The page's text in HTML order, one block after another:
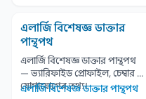
এলার্জি বিশেষজ্ঞ ডাক্তার
পান্থপথ
এলার্জি বিশেষজ্ঞ ডাক্তার পান্থপথ
— ভ্যারিফাইড প্রোফাইল, চেম্বার ও
যোগাযোগের তথ্য।
এলার্জি বিশেষজ্ঞ ডাক্তার পান্থপথ